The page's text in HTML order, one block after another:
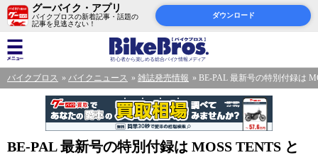
グーバイク・アプリ
バイクブロスの新着記事・話題の
記事を見逃さない！
ダウンロード
バイクブロス バイクニュース 雑誌発売情報 BE-PAL 最新号の特別付録は
BE-PAL 最新号の特別付録は MOSS TENTS と